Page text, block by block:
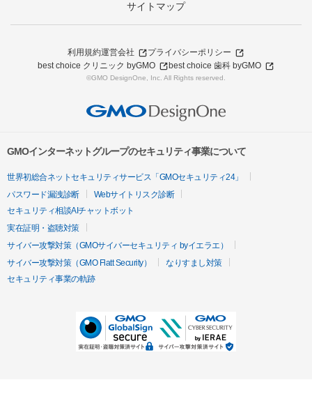
サイトマップ
利用規約運営会社
プライバシーポリシー
best choice クリニック byGMO
best choice 歯科 byGMO
©GMO DesignOne, Inc. All Rights reserved.
GMOインターネットグループのセキュリティ事業について
世界初総合ネットセキュリティサービス「GMOセキュリティ24」
パスワード漏洩診断
Webサイトリスク診断
セキュリティ相談AIチャットボット
実在証明・盗聴対策
サイバー攻撃対策（GMOサイバーセキュリティ byイエラエ）
サイバー攻撃対策（GMO Flatt Security）
なりすまし対策
セキュリティ事業の軌跡